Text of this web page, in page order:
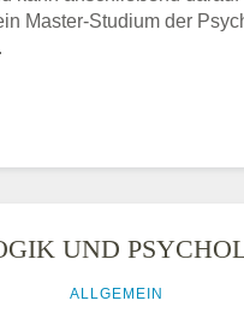
Master-Studium der
UND
ALLGEMEIN